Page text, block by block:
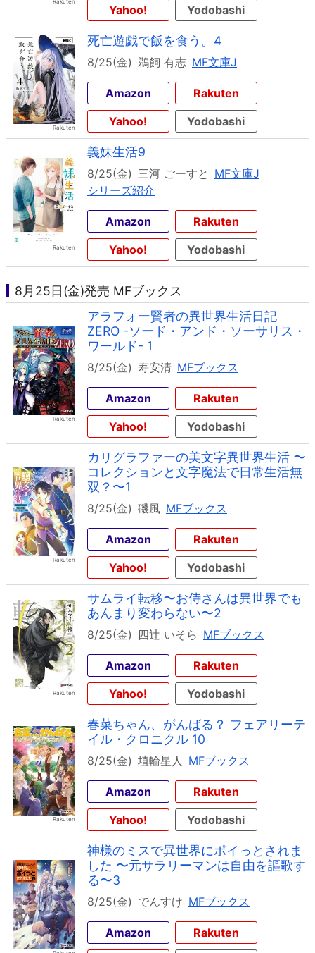
Yahoo!
Yodobashi
死亡遊戯で飯を食う。4
8/25(金) 鵜飼 有志 MF文庫J
Amazon
Rakuten
Yahoo!
Yodobashi
義妹生活9
8/25(金) 三河 ごーすと MF文庫J
シリーズ紹介
Amazon
Rakuten
Yahoo!
Yodobashi
8月25日(金)発売 MFブックス
アラフォー賢者の異世界生活日記
ZERO -ソード・アンド・ソーサリス・
ワールド- 1
8/25(金) 寿安清 MFブックス
Amazon
Rakuten
Yahoo!
Yodobashi
カリグラファーの美文字異世界生活 〜
コレクションと文字魔法で日常生活無
双？〜1
8/25(金) 磯風 MFブックス
Amazon
Rakuten
Yahoo!
Yodobashi
サムライ転移〜お侍さんは異世界でも
あんまり変わらない〜2
8/25(金) 四辻 いそら MFブックス
Amazon
Rakuten
Yahoo!
Yodobashi
春菜ちゃん、がんばる？ フェアリーテ
イル・クロニクル 10
8/25(金) 埴輪星人 MFブックス
Amazon
Rakuten
Yahoo!
Yodobashi
神様のミスで異世界にポイっとされま
した 〜元サラリーマンは自由を謳歌す
る〜3
8/25(金) でんすけ MFブックス
Amazon Rakuten